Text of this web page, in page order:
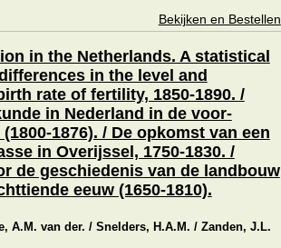
Bekijken en Bestellen
in the Netherlands. A statistical
in the level and
rate of fertility, 1850-1890. /
in Nederland in de voor-
1876). / De opkomst van een
in Overijssel, 1750-1830. /
de geschiedenis van de landbouw
eeuw (1650-1810).
A.M. van der. / Snelders, H.A.M. / Zanden, J.L.